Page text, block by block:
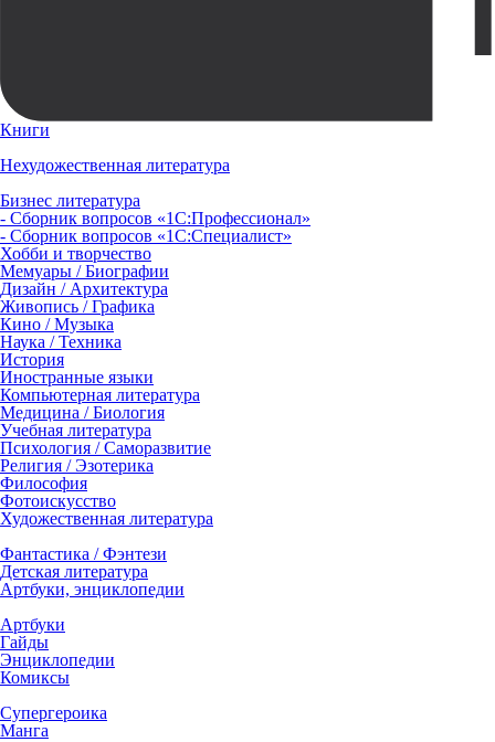
Книги
Нехудожественная литература
Бизнес литература
- Сборник вопросов «1С:Профессионал»
- Сборник вопросов «1С:Специалист»
Хобби и творчество
Мемуары / Биографии
Дизайн / Архитектура
Живопись / Графика
Кино / Музыка
Наука / Техника
История
Иностранные языки
Компьютерная литература
Медицина / Биология
Учебная литература
Психология / Саморазвитие
Религия / Эзотерика
Философия
Фотоискусство
Художественная литература
Фантастика / Фэнтези
Детская литература
Артбуки, энциклопедии
Артбуки
Гайды
Энциклопедии
Комиксы
Супергероика
Манга